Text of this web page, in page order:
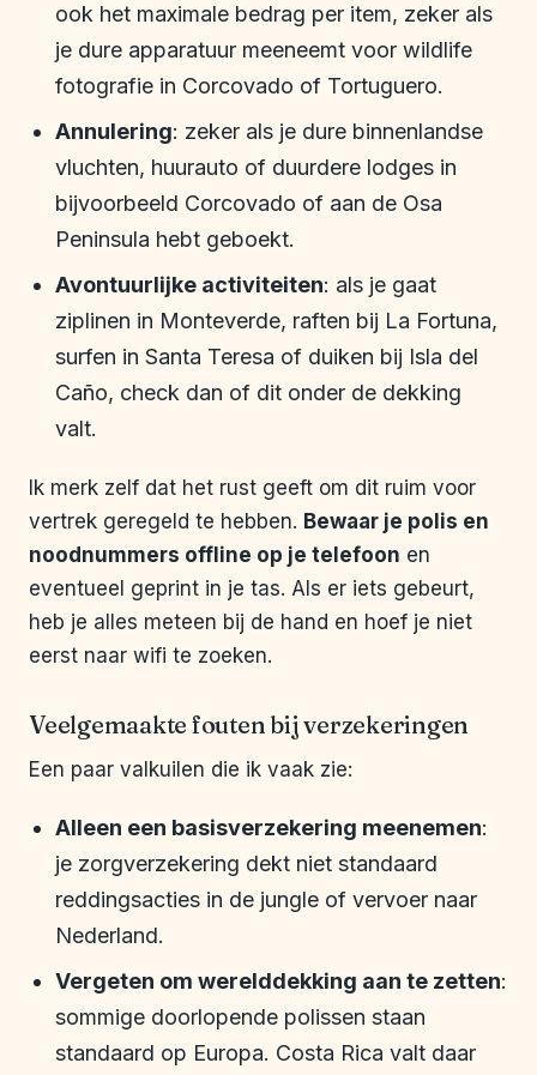
ook het maximale bedrag per item, zeker als
je dure apparatuur meeneemt voor wildlife
fotografie in Corcovado of Tortuguero.
Annulering: zeker als je dure binnenlandse
vluchten, huurauto of duurdere lodges in
bijvoorbeeld Corcovado of aan de Osa
Peninsula hebt geboekt.
Avontuurlijke activiteiten: als je gaat
ziplinen in Monteverde, raften bij La Fortuna,
surfen in Santa Teresa of duiken bij Isla del
Caño, check dan of dit onder de dekking
valt.
Ik merk zelf dat het rust geeft om dit ruim voor
vertrek geregeld te hebben. Bewaar je polis en
noodnummers offline op je telefoon en
eventueel geprint in je tas. Als er iets gebeurt,
heb je alles meteen bij de hand en hoef je niet
eerst naar wifi te zoeken.
Veelgemaakte fouten bij verzekeringen
Een paar valkuilen die ik vaak zie:
Alleen een basisverzekering meenemen:
je zorgverzekering dekt niet standaard
reddingsacties in de jungle of vervoer naar
Nederland.
Vergeten om werelddekking aan te zetten:
sommige doorlopende polissen staan
standaard op Europa. Costa Rica valt daar